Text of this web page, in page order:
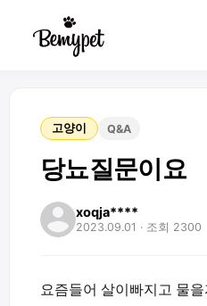
고양이 Q&A
당뇨질문이요
xoqja****
2023.09.01 · 조회 2300
요즘들어 살이빠지고 물